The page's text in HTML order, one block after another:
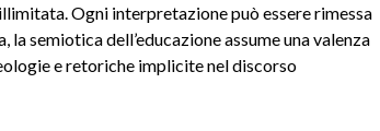
Ogni interpretazione può essere rimessa
semiotica dell’educazione assume una valenza
e retoriche implicite nel discorso